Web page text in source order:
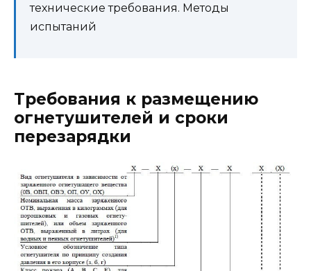
технические требования. Методы
испытаний
Требования к размещению
огнетушителей и сроки
перезарядки